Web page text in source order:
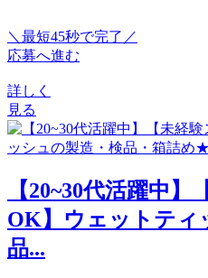
＼最短45秒で完了／
応募へ進む
詳しく
見る
【20~30代活躍中】
OK】ウェットティ
品...